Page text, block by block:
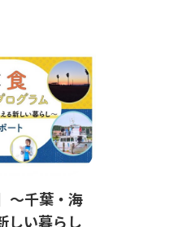
～千葉・海
しい暮らし